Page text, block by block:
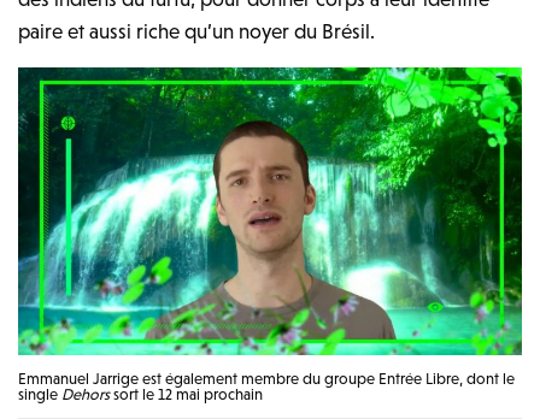
paire et aussi riche qu’un noyer du Brésil.
Emmanuel Jarrige est également membre du groupe Entrée Libre, dont le
single Dehorssort le 12 mai prochain